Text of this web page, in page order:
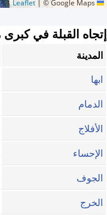
© Google Maps
إتجاه القبلة في
المدينة
ابها
الدمام
الأفلاج
الإحساء
الجوف
الخرج